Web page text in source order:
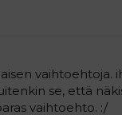
vaihtoehtoja.
se, että
vaihtoehto. :/